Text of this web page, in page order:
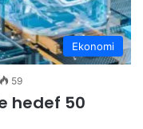
Ekonomi
59
hedef 50